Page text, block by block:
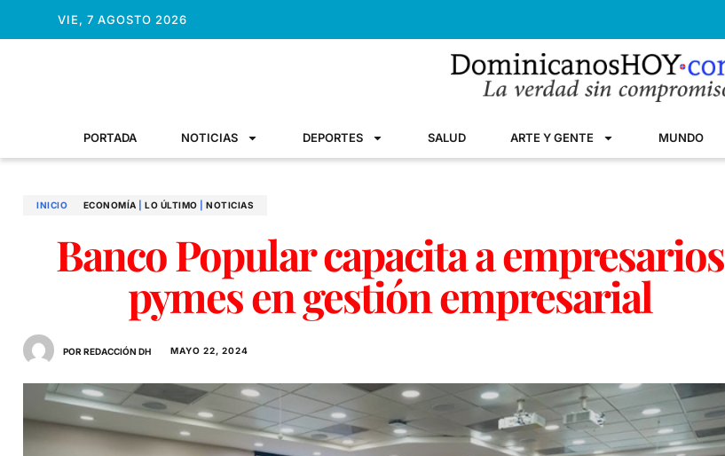
VIE, 7 AGOSTO 2026
PORTADA NOTICIAS DEPORTES SALUD ARTE Y GENTE MUNDO
INICIO ECONOMÍ­A LO ÚLTIMO NOTICIAS
Banco Popular capacita a empresarios
pymes en gestión empresarial
POR REDACCIÓN DH MAYO 22, 2024